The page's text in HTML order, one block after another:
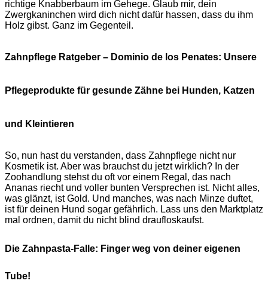
richtige Knabberbaum im Gehege. Glaub mir, dein
Zwergkaninchen wird dich nicht dafür hassen, dass du ihm
Holz gibst. Ganz im Gegenteil.
Zahnpflege Ratgeber – Dominio de los Penates: Unsere
Pflegeprodukte für gesunde Zähne bei Hunden, Katzen
und Kleintieren
So, nun hast du verstanden, dass Zahnpflege nicht nur
Kosmetik ist. Aber was brauchst du jetzt wirklich? In der
Zoohandlung stehst du oft vor einem Regal, das nach
Ananas riecht und voller bunten Versprechen ist. Nicht alles,
was glänzt, ist Gold. Und manches, was nach Minze duftet,
ist für deinen Hund sogar gefährlich. Lass uns den Marktplatz
mal ordnen, damit du nicht blind draufloskaufst.
Die Zahnpasta-Falle: Finger weg von deiner eigenen
Tube!